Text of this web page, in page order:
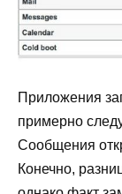
Приложения
примерно
Сообщения
Конечно,